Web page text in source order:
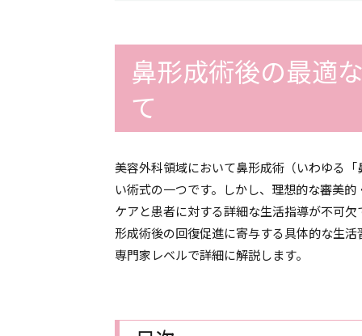
鼻形成術後の最適
て
美容外科領域において鼻形成術（いわゆる
い術式の一つです。しかし、理想的な審美
ケアと患者に対する詳細な生活指導が不可
形成術後の回復促進に寄与する具体的な生
専門家レベルで詳細に解説します。